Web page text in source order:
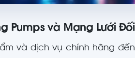
Pumps và Mạng Lưới
và dịch vụ chính hãng